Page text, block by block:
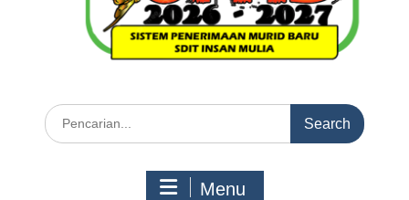
Search
for:
Menu